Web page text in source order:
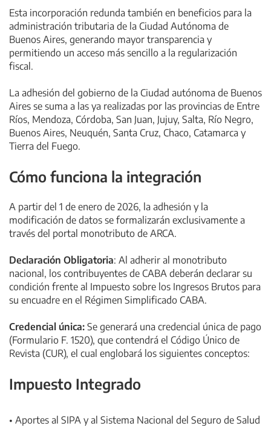
Esta incorporación redunda también en beneficios para la
administración tributaria de la Ciudad Autónoma de
Buenos Aires, generando mayor transparencia y
permitiendo un acceso más sencillo a la regularización
fiscal.
La adhesión del gobierno de la Ciudad autónoma de Buenos
Aires se suma a las ya realizadas por las provincias de Entre
Ríos, Mendoza, Córdoba, San Juan, Jujuy, Salta, Río Negro,
Buenos Aires, Neuquén, Santa Cruz, Chaco, Catamarca y
Tierra del Fuego.
Cómo funciona la integración
A partir del 1 de enero de 2026, la adhesión y la
modificación de datos se formalizarán exclusivamente a
través del portal monotributo de ARCA.
Declaración Obligatoria: Al adherir al monotributo
nacional, los contribuyentes de CABA deberán declarar su
condición frente al Impuesto sobre los Ingresos Brutos para
su encuadre en el Régimen Simplificado CABA.
Credencial única: Se generará una credencial única de pago
(Formulario F. 1520), que contendrá el Código Único de
Revista (CUR), el cual englobará los siguientes conceptos:
Impuesto Integrado
• Aportes al SIPA y al Sistema Nacional del Seguro de Salud